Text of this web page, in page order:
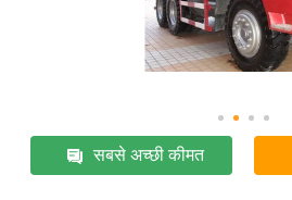
सबसे अच्छी कीमत